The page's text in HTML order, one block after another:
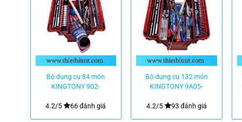
Bộ dụng cụ 84 món
KINGTONY 902-
4.2/5
66 đánh giá
Bộ dụng cụ 132 món
KINGTONY 9A05-
4.2/5
93 đánh giá